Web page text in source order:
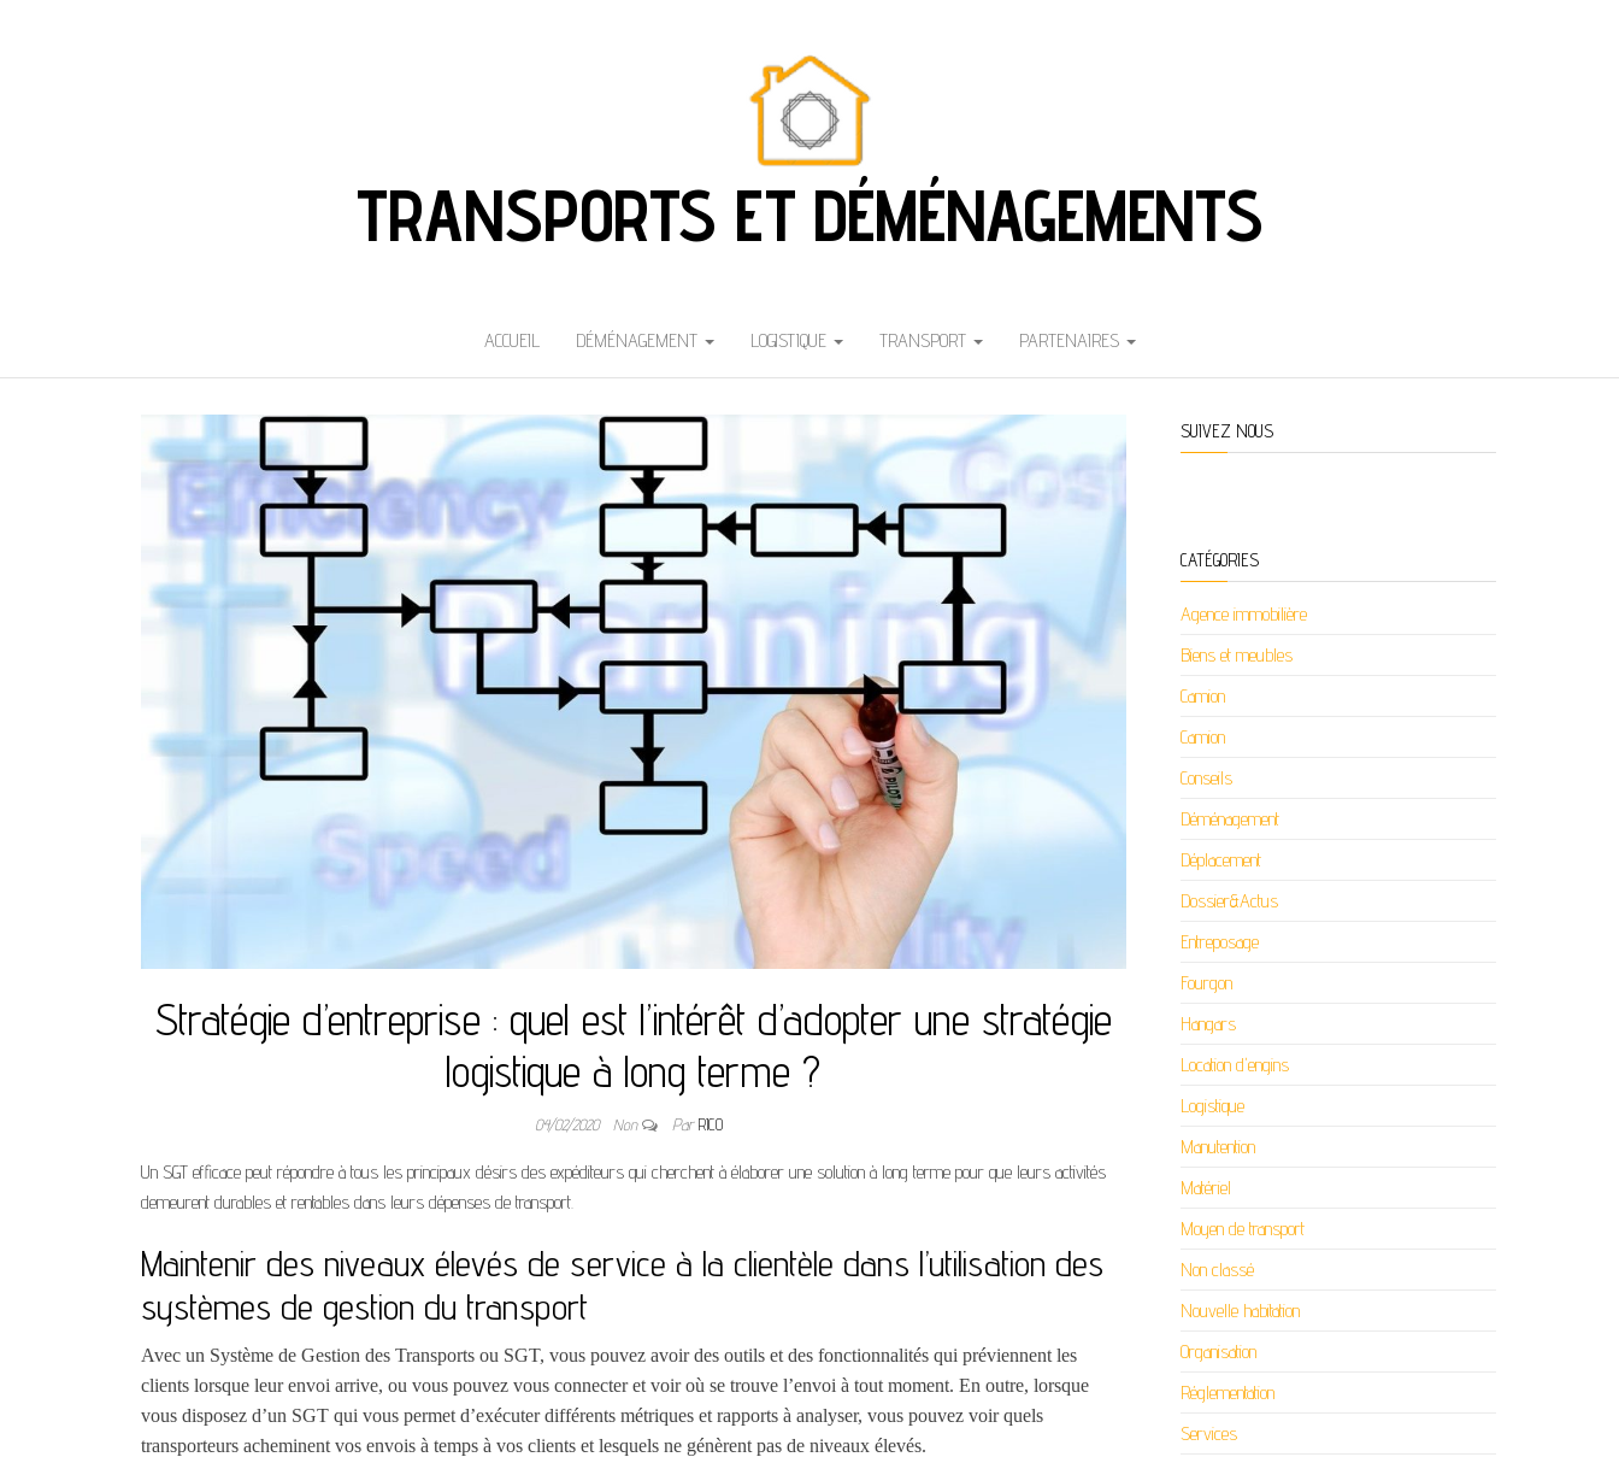
TRANSPORTS ET DÉMÉNAGEMENTS
ACCUEIL DÉMÉNAGEMENT LOGISTIQUE TRANSPORT PARTENAIRES
Stratégie d’entreprise : quel est l’intérêt d’adopter une stratégie
logistique à long terme ?
04/02/2020 Non ParRICO
Un SGT efficace peut répondre à tous les principaux désirs des expéditeurs qui cherchent à élaborer une solution à long terme pour que leurs activités
demeurent durables et rentables dans leurs dépenses de transport.
Maintenir des niveaux élevés de service à la clientèle dans l’utilisation des
systèmes de gestion du transport
Avec un Système de Gestion des Transports ou SGT, vous pouvez avoir des outils et des fonctionnalités qui préviennent les
clients lorsque leur envoi arrive, ou vous pouvez vous connecter et voir où se trouve l’envoi à tout moment. En outre, lorsque
vous disposez d’un SGT qui vous permet d’exécuter différents métriques et rapports à analyser, vous pouvez voir quels
transporteurs acheminent vos envois à temps à vos clients et lesquels ne génèrent pas de niveaux élevés.
SUIVEZ NOUS
CATÉGORIES
Agence immobilière
Biens et meubles
Camion
Camion
Conseils
Déménagement
Déplacement
Dossier&Actus
Entreposage
Fourgon
Hangars
Location d'engins
Logistique
Manutention
Matériel
Moyen de transport
Non classé
Nouvelle habitation
Organisation
Réglementation
Services